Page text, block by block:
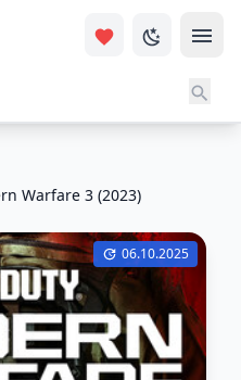
Warfare 3 (2023)
06.10.2025